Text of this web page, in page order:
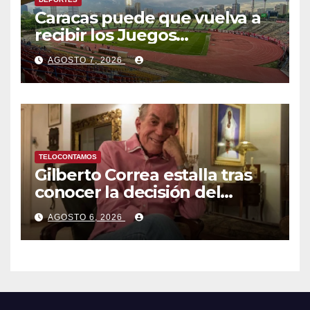
Caracas puede que vuelva a
recibir los Juegos
Centroamericanos y del
Caribe tras mas de 70 años
AGOSTO 7, 2026
TELOCONTAMOS
Gilberto Correa estalla tras
conocer la decisión del
tribunal en su caso
AGOSTO 6, 2026